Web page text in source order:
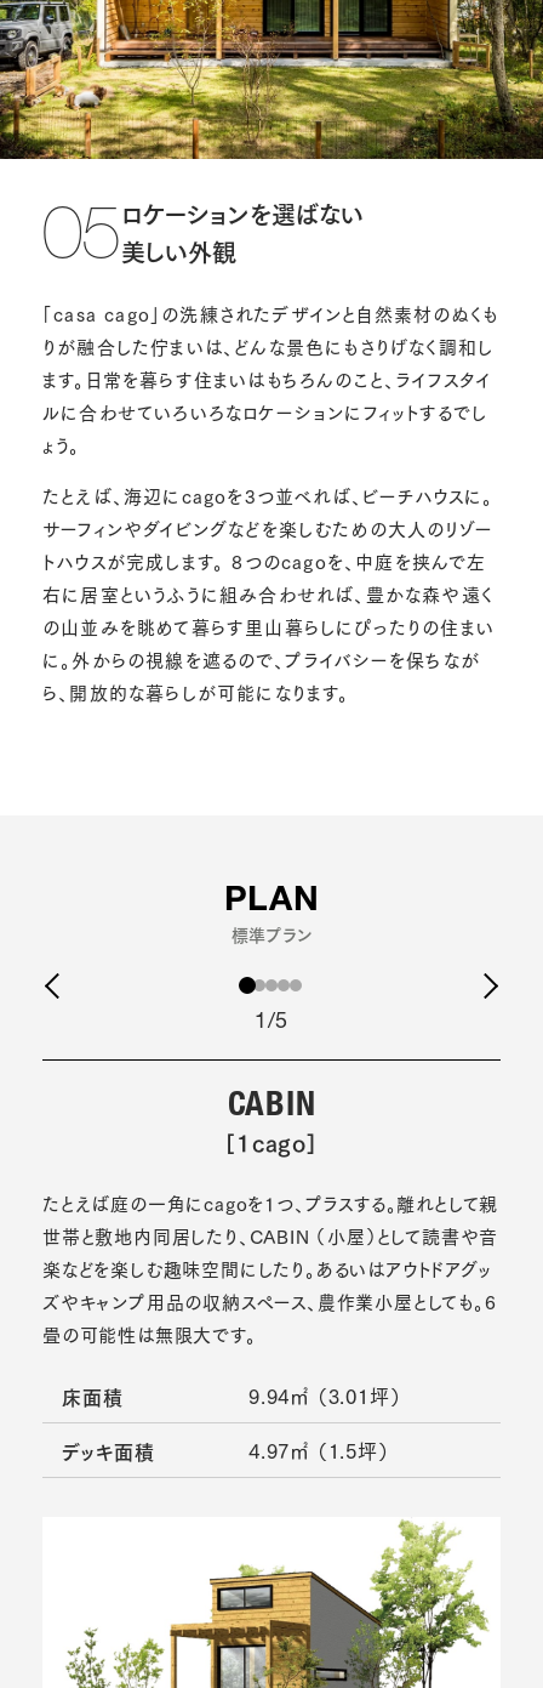
05ロケーションを選ばない
美しい外観
「casa cago」の洗練されたデザインと自然素材のぬくも
りが融合した佇まいは、どんな景色にもさりげなく調和し
ます。日常を暮らす住まいはもちろんのこと、ライフスタイ
ルに合わせていろいろなロケーションにフィットするでし
ょう。
たとえば、海辺にcagoを3つ並べれば、ビーチハウスに。
サーフィンやダイビングなどを楽しむための大人のリゾー
トハウスが完成します。 8つのcagoを、中庭を挟んで左
右に居室というふうに組み合わせれば、豊かな森や遠く
の山並みを眺めて暮らす里山暮らしにぴったりの住まい
に。外からの視線を遮るので、プライバシーを保ちなが
ら、開放的な暮らしが可能になります。
PLAN
標準プラン
1/5
CABIN
[1cago]
たとえば庭の一角にcagoを1つ、プラスする。離れとして親
世帯と敷地内同居したり、CABIN （小屋）として読書や音
楽などを楽しむ趣味空間にしたり。あるいはアウトドアグッ
ズやキャンプ用品の収納スペース、農作業小屋としても。6
畳の可能性は無限大です。
床面積 9.94㎡ （3.01坪）
デッキ面積 4.97㎡ （1.5坪）